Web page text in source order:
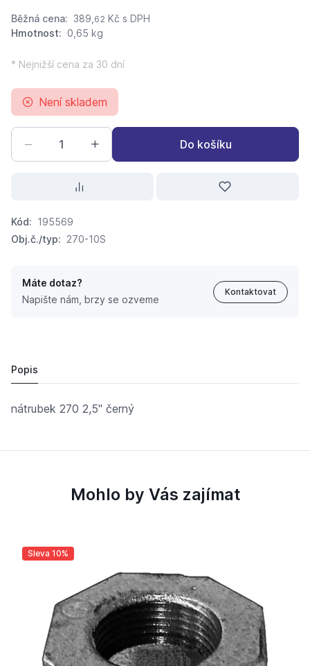
Běžná cena: 389, 62 Kč s DPH
Hmotnost: 0,65 kg
* Nejnižší cena za 30 dní
Není skladem
Do košíku
Kód: 195569
Obj.č./typ: 270-10S
Máte dotaz?
Napište nám, brzy se ozveme
Kontaktovat
Popis
nátrubek 270 2,5" černý
Mohlo by Vás zajímat
Sleva 10%